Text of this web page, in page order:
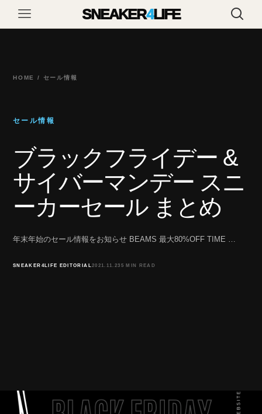
SNEAKER4LIFE
HOME / セール情報
セール情報
ブラックフライデー &
サイバーマンデー スニ
ーカーセール まとめ
年末年始のセール情報をお知らせ BEAMS 最大80%OFF TIME …
SNEAKER4LIFE EDITORIAL2021.11.23 5 MIN READ